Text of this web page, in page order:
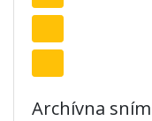
Archívna